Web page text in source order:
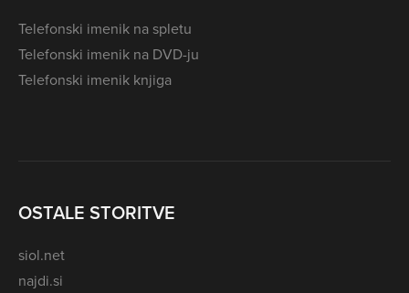
Telefonski imenik na spletu
Telefonski imenik na DVD-ju
Telefonski imenik knjiga
OSTALE STORITVE
siol.net
najdi.si